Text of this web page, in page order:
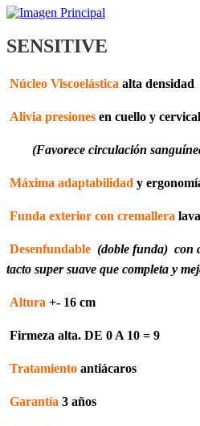
SENSITIVE
Núcleo Viscoelástica alta densidad
Alivia presiones en cuello y
(Favorece circulación
Máxima adaptabilidad y
Funda exterior con cremallera
Desenfundable (doble funda) con
tacto super suave que completa y
Altura +- 16 cm
Firmeza alta. DE 0 A 10 = 9
Tratamiento antiácaros
Garantía 3 años